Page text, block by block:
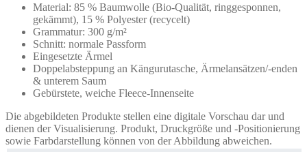
Material: 85 % Baumwolle (Bio-Qualität, ringgesponnen,
gekämmt), 15 % Polyester (recycelt)
Grammatur: 300 g/m²
Schnitt: normale Passform
Eingesetzte Ärmel
Doppelabsteppung an Kängurutasche, Ärmelansätzen/-enden
& unterem Saum
Gebürstete, weiche Fleece-Innenseite
Die abgebildeten Produkte stellen eine digitale Vorschau dar und
dienen der Visualisierung. Produkt, Druckgröße und -Positionierung
sowie Farbdarstellung können von der Abbildung abweichen.